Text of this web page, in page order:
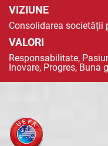
VIZIUNE
Consolidarea societății
VALORI
Responsabilitate,
Inovare, Progres, Buna